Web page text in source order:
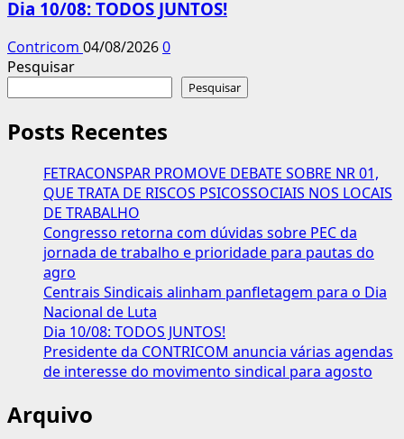
Dia 10/08: TODOS JUNTOS!
Contricom 04/08/20260
Pesquisar
Pesquisar
Posts Recentes
FETRACONSPAR PROMOVE DEBATE SOBRE NR 01,
QUE TRATA DE RISCOS PSICOSSOCIAIS NOS LOCAIS
DE TRABALHO
Congresso retorna com dúvidas sobre PEC da
jornada de trabalho e prioridade para pautas do
agro
Centrais Sindicais alinham panfletagem para o Dia
Nacional de Luta
Dia 10/08: TODOS JUNTOS!
Presidente da CONTRICOM anuncia várias agendas
de interesse do movimento sindical para agosto
Arquivo